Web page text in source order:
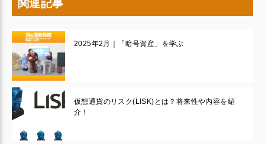
関連記事
2025年2月｜「暗号資産」を学ぶ
仮想通貨のリスク(LISK)とは？将来性や内容を紹
介！